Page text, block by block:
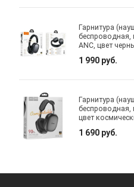
Гарнитура
беспроводная,
ANC, цвет
1 990 руб.
Гарнитура
беспроводная,
цвет
1 690 руб.